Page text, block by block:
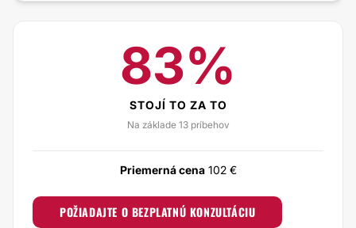
83%
STOJÍ TO ZA TO
Na základe 13 príbehov
Priemerná cena102 €
POŽIADAJTE O BEZPLATNÚ KONZULTÁCIU